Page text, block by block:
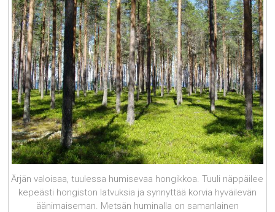
Ärjän valoisaa, tuulessa humisevaa hongikkoa. Tuuli näppäilee
kepeästi hongiston latvuksia ja synnyttää korvia hyväilevän
äänimaiseman. Metsän huminalla on samanlainen